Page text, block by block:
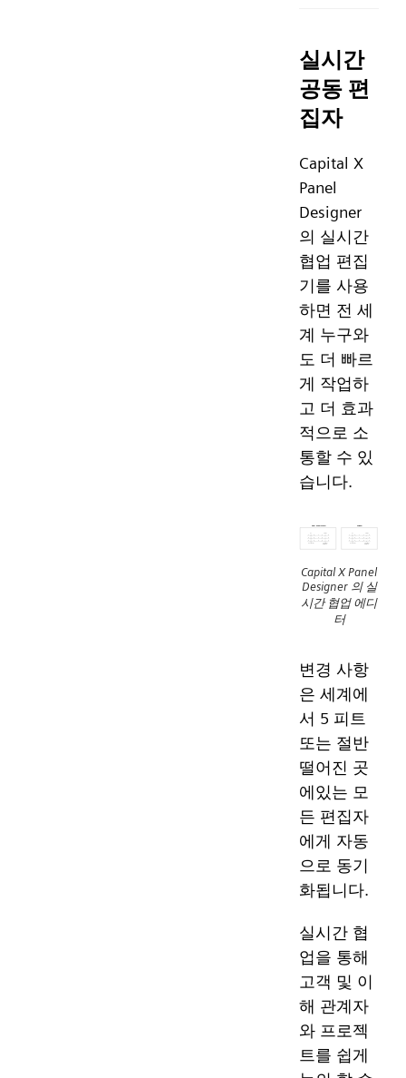
실시간
공동 편
집자
Capital X
Panel
Designer
의 실시간
협업 편집
기를 사용
하면 전 세
계 누구와
도 더 빠르
게 작업하
고 더 효과
적으로 소
통할 수 있
습니다.
Capital X Panel
Designer 의 실
시간 협업 에디
터
변경 사항
은 세계에
서 5 피트
또는 절반
떨어진 곳
에있는 모
든 편집자
에게 자동
으로 동기
화됩니다.
실시간 협
업을 통해
고객 및 이
해 관계자
와 프로젝
트를 쉽게